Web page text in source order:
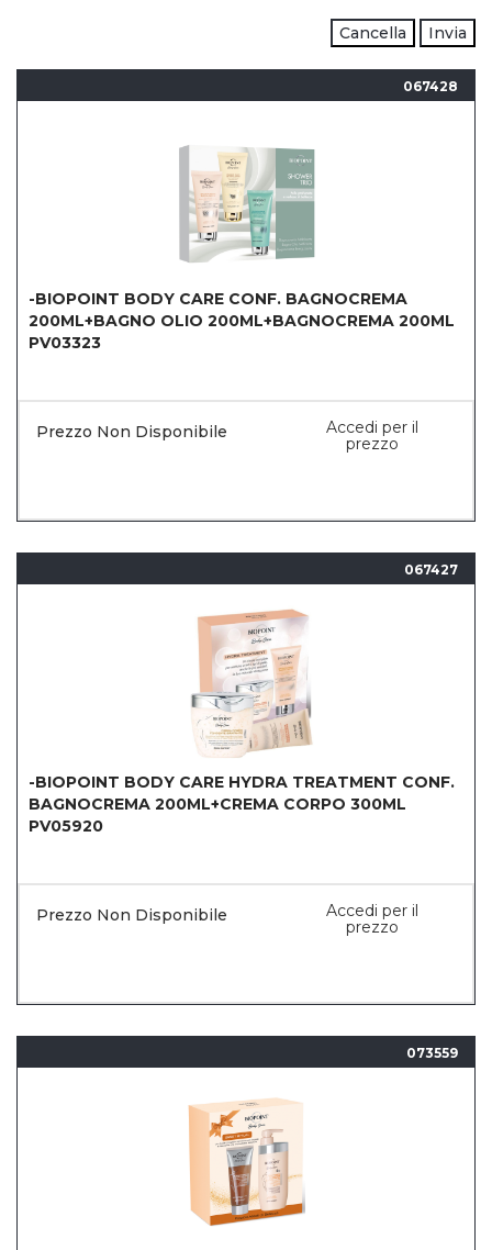
Cancella Invia
067428
-BIOPOINT BODY CARE CONF. BAGNOCREMA
200ML+BAGNO OLIO 200ML+BAGNOCREMA 200ML
PV03323
Prezzo Non Disponibile
Accedi per il
prezzo
067427
-BIOPOINT BODY CARE HYDRA TREATMENT CONF.
BAGNOCREMA 200ML+CREMA CORPO 300ML
PV05920
Prezzo Non Disponibile
Accedi per il
prezzo
073559